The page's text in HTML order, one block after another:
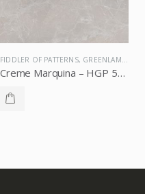
FIDDLER OF PATTERNS, GREENLAM LAMINATES
Creme Marquina – HGP 5571, Greenlam Laminates